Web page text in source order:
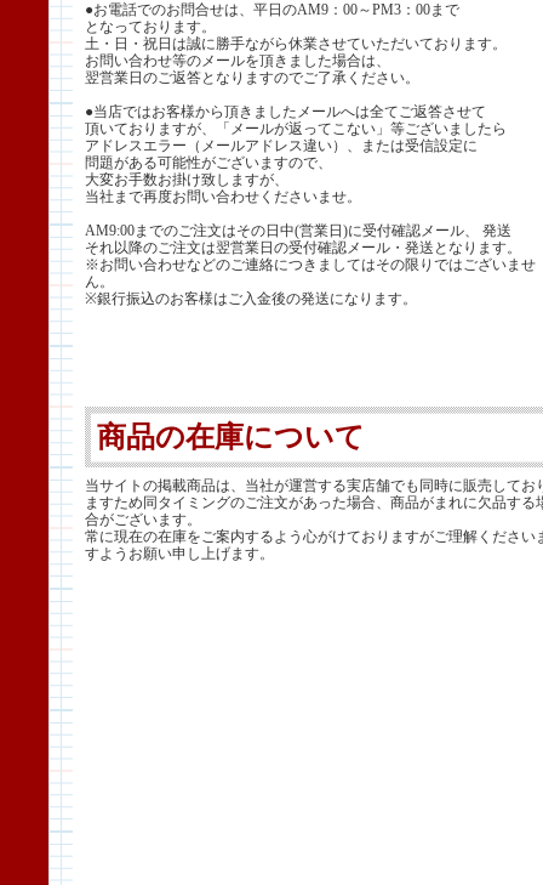
●お電話でのお問合せは、平日のAM9：00～PM3：00まで
となっております。
土・日・祝日は誠に勝手ながら休業させていただいております。
お問い合わせ等のメールを頂きました場合は、
翌営業日のご返答となりますのでご了承ください。
●当店ではお客様から頂きましたメールへは全てご返答させて
頂いておりますが、「メールが返ってこない」等ございましたら
アドレスエラー（メールアドレス違い）、または受信設定に
問題がある可能性がございますので、
大変お手数お掛け致しますが、
当社まで再度お問い合わせくださいませ。
AM9:00までのご注文はその日中(営業日)に受付確認メール、 発送
それ以降のご注文は翌営業日の受付確認メール・発送となります。
※お問い合わせなどのご連絡につきましてはその限りではございませ
ん。
※銀行振込のお客様はご入金後の発送になります。
商品の在庫について
当サイトの掲載商品は、当社が運営する実店舗でも同時に販売してお
ますため同タイミングのご注文があった場合、商品がまれに欠品する
合がございます。
常に現在の在庫をご案内するよう心がけておりますがご理解ください
すようお願い申し上げます。